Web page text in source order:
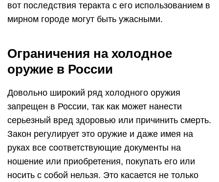
вот последствия теракта с его использованием в
мирном городе могут быть ужасными.
Ограничения на холодное
оружие в России
Довольно широкий ряд холодного оружия
запрещен в России, так как может нанести
серьезный вред здоровью или причинить смерть.
Закон регулирует это оружие и даже имея на
руках все соответствующие документы на
ношение или приобретения, покупать его или
носить с собой нельзя. Это касается не только